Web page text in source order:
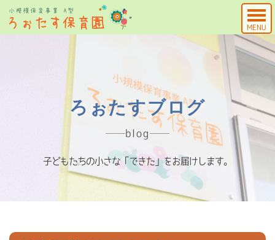
MENU
ろぉたすブログ
blog
子どもたちの小さな「できた」をお届けします。